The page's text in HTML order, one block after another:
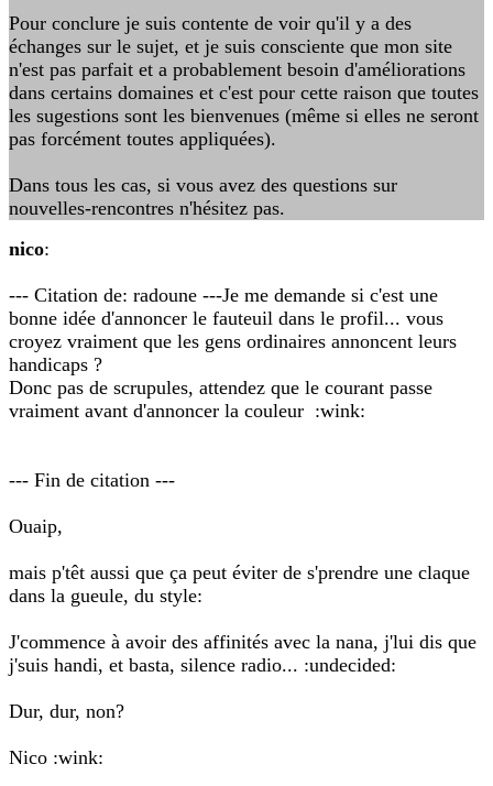
Pour conclure je suis contente de voir qu'il y a des
échanges sur le sujet, et je suis consciente que mon site
n'est pas parfait et a probablement besoin d'améliorations
dans certains domaines et c'est pour cette raison que toutes
les sugestions sont les bienvenues (même si elles ne seront
pas forcément toutes appliquées).
Dans tous les cas, si vous avez des questions sur
nouvelles-rencontres n'hésitez pas.
nico:
--- Citation de: radoune ---Je me demande si c'est une
bonne idée d'annoncer le fauteuil dans le profil... vous
croyez vraiment que les gens ordinaires annoncent leurs
handicaps ?
Donc pas de scrupules, attendez que le courant passe
vraiment avant d'annoncer la couleur :wink:
--- Fin de citation ---
Ouaip,
mais p'têt aussi que ça peut éviter de s'prendre une claque
dans la gueule, du style:
J'commence à avoir des affinités avec la nana, j'lui dis que
j'suis handi, et basta, silence radio... :undecided:
Dur, dur, non?
Nico :wink: